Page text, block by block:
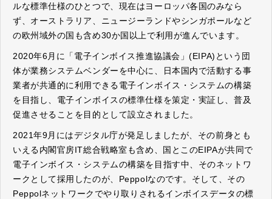
ルな標準仕様のひとつで、現在はヨーロッパ各国のみなら
ず、オーストラリア、ニュージーランドやシンガポールなど
の欧州域外の国も含め30か国以上で利用が進んでいます。
2020年6月に「電子インボイス推進協議会」(EIPA)という団
体が業務システムベンダーを中心に、日本国内で活動する事
業者が共通的に利用できる電子インボイス・システムの構築
を目指し、電子インボイスの標準仕様を策定・実証し、普及
促進させることを目的として設立されました。
2021年9月にはデジタル庁が発足しましたが、その前身とも
いえる内閣官房IT総合戦略室も含め、国とこのEIPAが共同で
電子インボイス・システムの構築を目指す中、そのネットワ
ークとして採用したのが、Peppolなのです。そして、その
Peppolネットワークでやり取りされるインボイスデータの標